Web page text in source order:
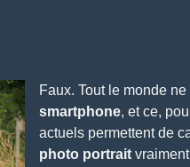
Faux. Tout le monde
smartphone, et ce,
actuels permettent de
photo portrait